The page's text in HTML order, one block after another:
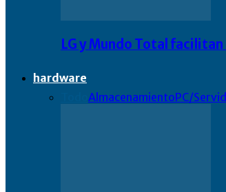
LG y Mundo Total
hardware
AlmacenamientoPC/